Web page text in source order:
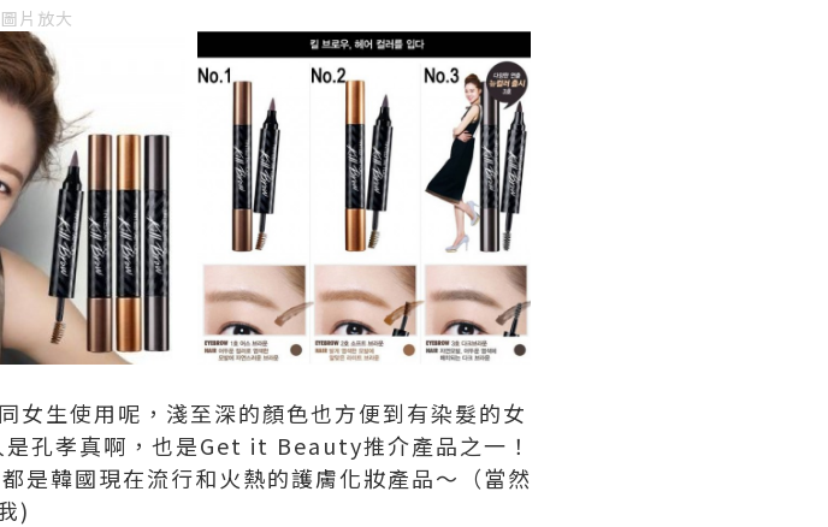
片放大
女生使用呢，淺至深的顏色也方便到有染髮的女
孔孝真啊，也是Get it Beauty推介產品之一！
韓國現在流行和火熱的護膚化妝產品～（當然
)